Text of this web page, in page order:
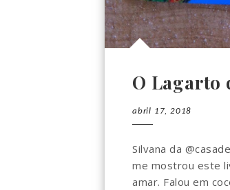
O Lagarto
abril 17, 2018
Silvana da
me mostrou este
amar. Falou em